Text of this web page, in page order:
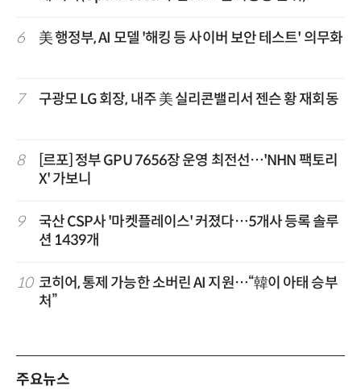
6 美 행정부, AI 모델 '해킹 등 사이버 보안 테스트' 의무화
7 구광모 LG 회장, 내주 美 실리콘밸리서 젠슨 황 재회동
8
[르포] 정부 GPU 7656장 운영 최전선…'NHN 팩토리
X' 가보니
9
국산 CSP사 '마켓플레이스' 커졌다…5개사 등록 솔루
션 1439개
10 코히어, 통제 가능한 소버린 AI 지원…“韓이 아태 승부
처”
주요뉴스